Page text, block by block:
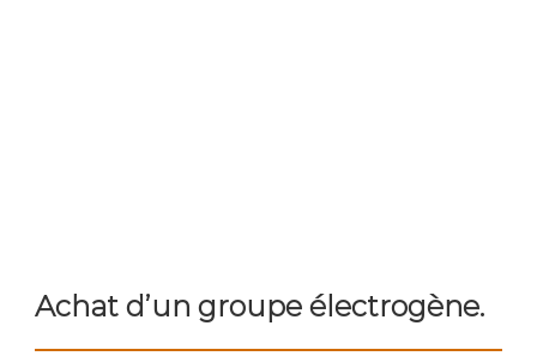
Achat d’un groupe électrogène.